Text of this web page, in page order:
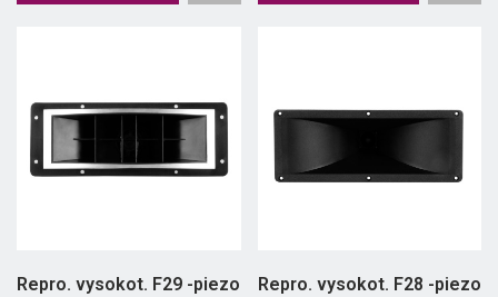
Repro. vysokot. F29 -piezo Repro. vysokot. F28 -piezo